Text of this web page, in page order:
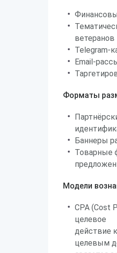
ветеранов
Telegram-
Email-
Форматы
Баннеры
Товарные
Модели
CPA (Cost
целевое
действие
целевым